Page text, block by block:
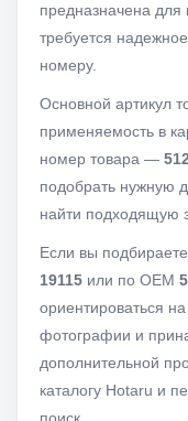
предназначена для
требуется
номеру.
Основной артикул
применяемость в
номер товара —
подобрать нужную
найти подходящую
Если вы подбираете
19115 или по OEM
ориентироваться
фотографии и
дополнительной
каталогу Hotaru и